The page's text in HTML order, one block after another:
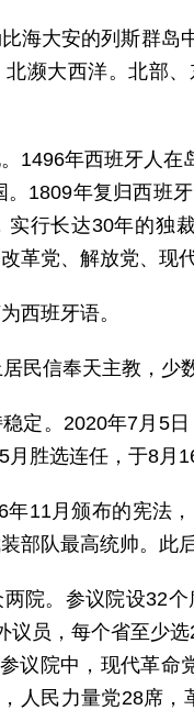
海大安的列斯群岛
濒大西洋。北部
1496年西班牙人
。1809年复归西班
实行长达30年的独
革党、解放党、现
西班牙语。
民信奉天主教，少
定。2020年7月5
胜选连任，于8月
年11月颁布的宪法
部队最高统帅。此
院。参议院设32
议员，每个省至少
议院中，现代革命
人民力量党28席